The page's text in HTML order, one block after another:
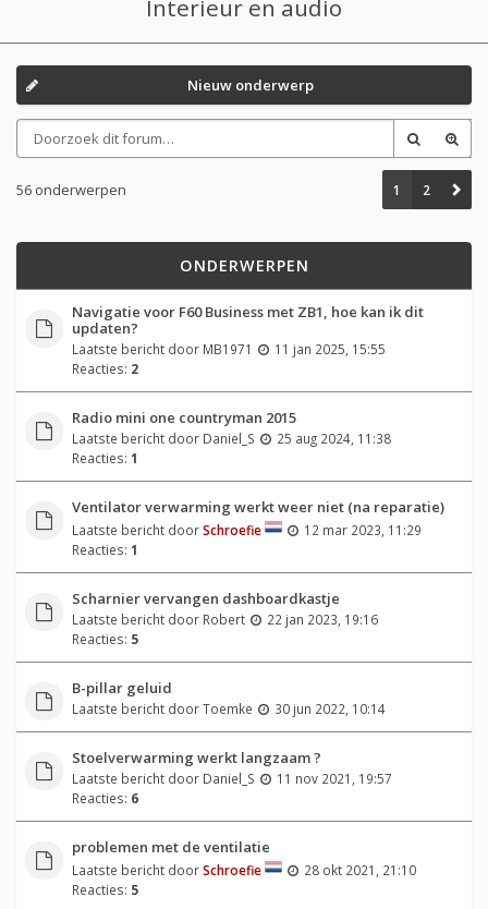
Interieur en audio
Nieuw onderwerp
56 onderwerpen 1 2
ONDERWERPEN
Navigatie voor F60 Business met ZB1, hoe kan ik dit
updaten?
Laatste bericht door MB1971
11 jan 2025, 15:55
Reacties: 2
Radio mini one countryman 2015
Laatste bericht door Daniel_S
25 aug 2024, 11:38
Reacties: 1
Ventilator verwarming werkt weer niet (na reparatie)
Laatste bericht doorSchroefie
12 mar 2023, 11:29
Reacties: 1
Scharnier vervangen dashboardkastje
Laatste bericht door Robert
22 jan 2023, 19:16
Reacties: 5
B-pillar geluid
Laatste bericht doorToemke 30 jun 2022, 10:14
Stoelverwarming werkt langzaam ?
Laatste bericht door Daniel_S
11 nov 2021, 19:57
Reacties: 6
problemen met de ventilatie
Laatste bericht doorSchroefie
28 okt 2021, 21:10
Reacties: 5